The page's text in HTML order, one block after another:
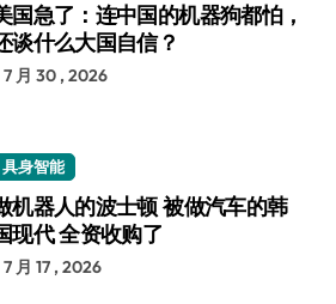
国急了：连中国的机器狗都怕，
谈什么大国自信？
7 月 30 , 2026
具身智能
机器人的波士顿 被做汽车的韩
现代 全资收购了
7 月 17 , 2026